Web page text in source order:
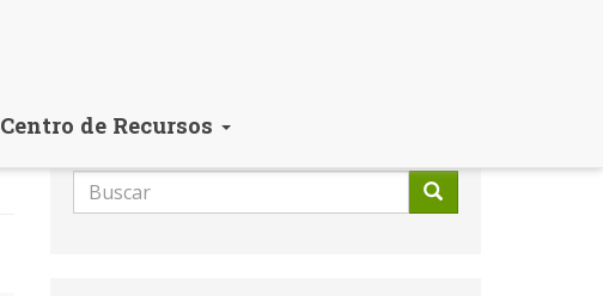
Centro de Recursos
Formulario
de